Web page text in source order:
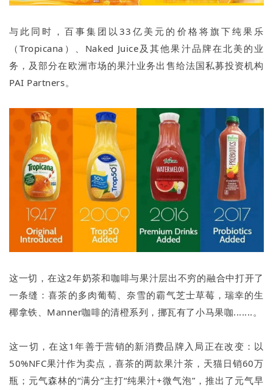
与此同时，百事集团以33亿美元的价格将旗下纯果乐
（Tropicana）、Naked Juice及其他果汁品牌在北美的业
务，及部分在欧洲市场的果汁业务出售给法国私募投资机构
PAI Partners。
这一切，在这2年奶茶和咖啡与果汁层出不穷的融合中打开了
一条缝：喜茶的多肉葡萄、奈雪的霸气芝士草莓，瑞幸的生
椰拿铁、Manner咖啡的清橙系列，挪瓦有了小马果咖.......。
这一切，在这1年善于营销的新消费品牌入局正在改变：以
50%NFC果汁作为卖点，喜茶的两款果汁茶，天猫日销60万
瓶；元气森林的“满分”主打“纯果汁+微气泡”，推出了元气早